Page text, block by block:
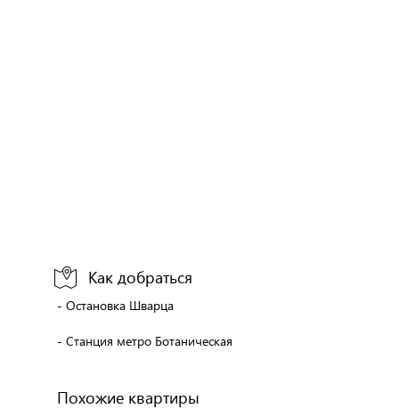
Как добраться
- Остановка Шварца
- Станция метро Ботаническая
Похожие квартиры